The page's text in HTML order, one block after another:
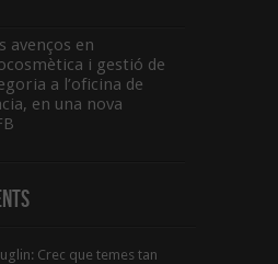
avenços en
i gestió de
a l’oficina de
en una nova
Crec que temes tan